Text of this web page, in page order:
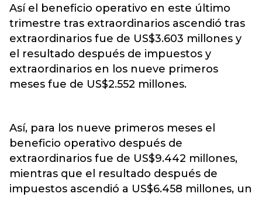
Así el beneficio operativo en este último
trimestre tras extraordinarios ascendió tras
extraordinarios fue de US$3.603 millones y
el resultado después de impuestos y
extraordinarios en los nueve primeros
meses fue de US$2.552 millones.
Así, para los nueve primeros meses el
beneficio operativo después de
extraordinarios fue de US$9.442 millones,
mientras que el resultado después de
impuestos ascendió a US$6.458 millones, un